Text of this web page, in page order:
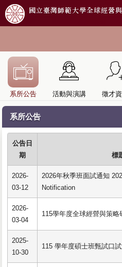
國立臺灣師範大學全球經營
系所公告 活動與演講 徵才
系所公告
公告日
期
標
2026-
03-12
2026年秋季班面試通知
Notification
2026-
03-04
115學年度全球經營與策
2025-
10-30
115 學年度碩士班甄試口